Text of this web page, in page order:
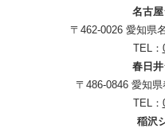
名古
〒462-0026 愛知県
TEL：
春日
〒486-0846 愛知
TEL：
稲沢